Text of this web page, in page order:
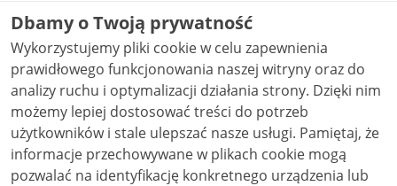
Materiały audiowizualne, w tym zdjęcia, materiały
audio i wideo, są udostępniane na licencji typu
Creative Commons: uznanie autorstwa użycie
niekomercyjne - bez utworów zależnych 4.0 (CC BY-
NC-ND 4.0), o ile nie jest to stwierdzone inaczej.
Dbamy o Twoją prywatność
Wykorzystujemy pliki cookie w celu zapewnienia
prawidłowego funkcjonowania naszej witryny oraz do
analizy ruchu i optymalizacji działania strony. Dzięki nim
możemy lepiej dostosować treści do potrzeb
użytkowników i stale ulepszać nasze usługi. Pamiętaj, że
informacje przechowywane w plikach cookie mogą
pozwalać na identyfikację konkretnego urządzenia lub